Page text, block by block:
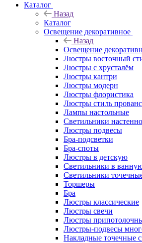
Каталог
Назад
Каталог
Освещение декоративное
Назад
Освещение
Люстры восточный
Люстры с хрусталём
Люстры кантри
Люстры модерн
Люстры флористика
Люстры стиль прованс
Лампы настольные
Светильники
Люстры подвесы
Бра-подсветки
Бра-споты
Люстры в детскую
Светильники в
Светильники
Торшеры
Бра
Люстры классические
Люстры свечи
Люстры
Люстры-подвесы
Накладные точечные